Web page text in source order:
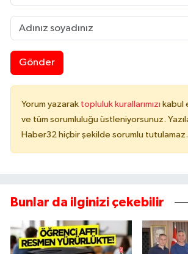
Gönder
Yorum yazarak topluluk kurallarımızı kabul
ve tüm sorumluluğu üstleniyorsunuz.
Haber32 hiçbir şekilde sorumlu tutulamaz.
Bunlar da ilginizi çekebilir